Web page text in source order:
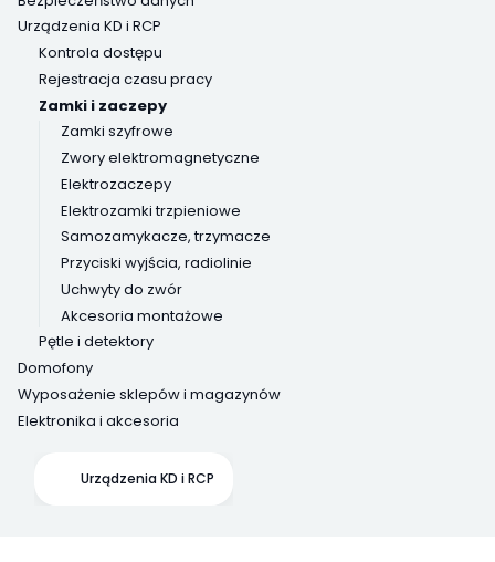
Urządzenia KD i RCP
Kontrola dostępu
Rejestracja czasu pracy
Zamki i zaczepy
Zamki szyfrowe
Zwory elektromagnetyczne
Elektrozaczepy
Elektrozamki trzpieniowe
Samozamykacze, trzymacze
Przyciski wyjścia, radiolinie
Uchwyty do zwór
Akcesoria montażowe
Pętle i detektory
Domofony
Wyposażenie sklepów i magazynów
Elektronika i akcesoria
Urządzenia KD i RCP